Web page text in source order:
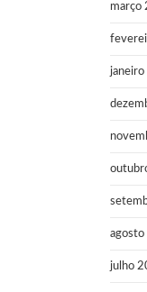
março
julho